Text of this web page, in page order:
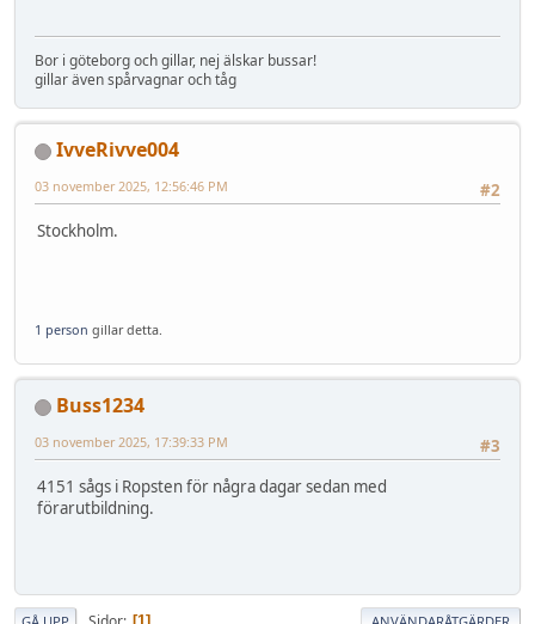
Bor i göteborg och gillar, nej älskar bussar!
gillar även spårvagnar och tåg
IvveRivve004
#2
03 november 2025, 12:56:46 PM
Stockholm.
1 person gillar detta.
Buss1234
#3
03 november 2025, 17:39:33 PM
4151 sågs i Ropsten för några dagar sedan med
förarutbildning.